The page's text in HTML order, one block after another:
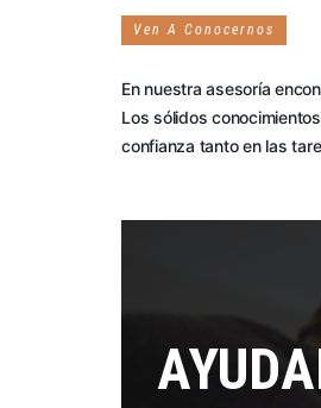
Ven A Conocernos
En nuestra asesoría
Los sólidos
confianza tanto en las